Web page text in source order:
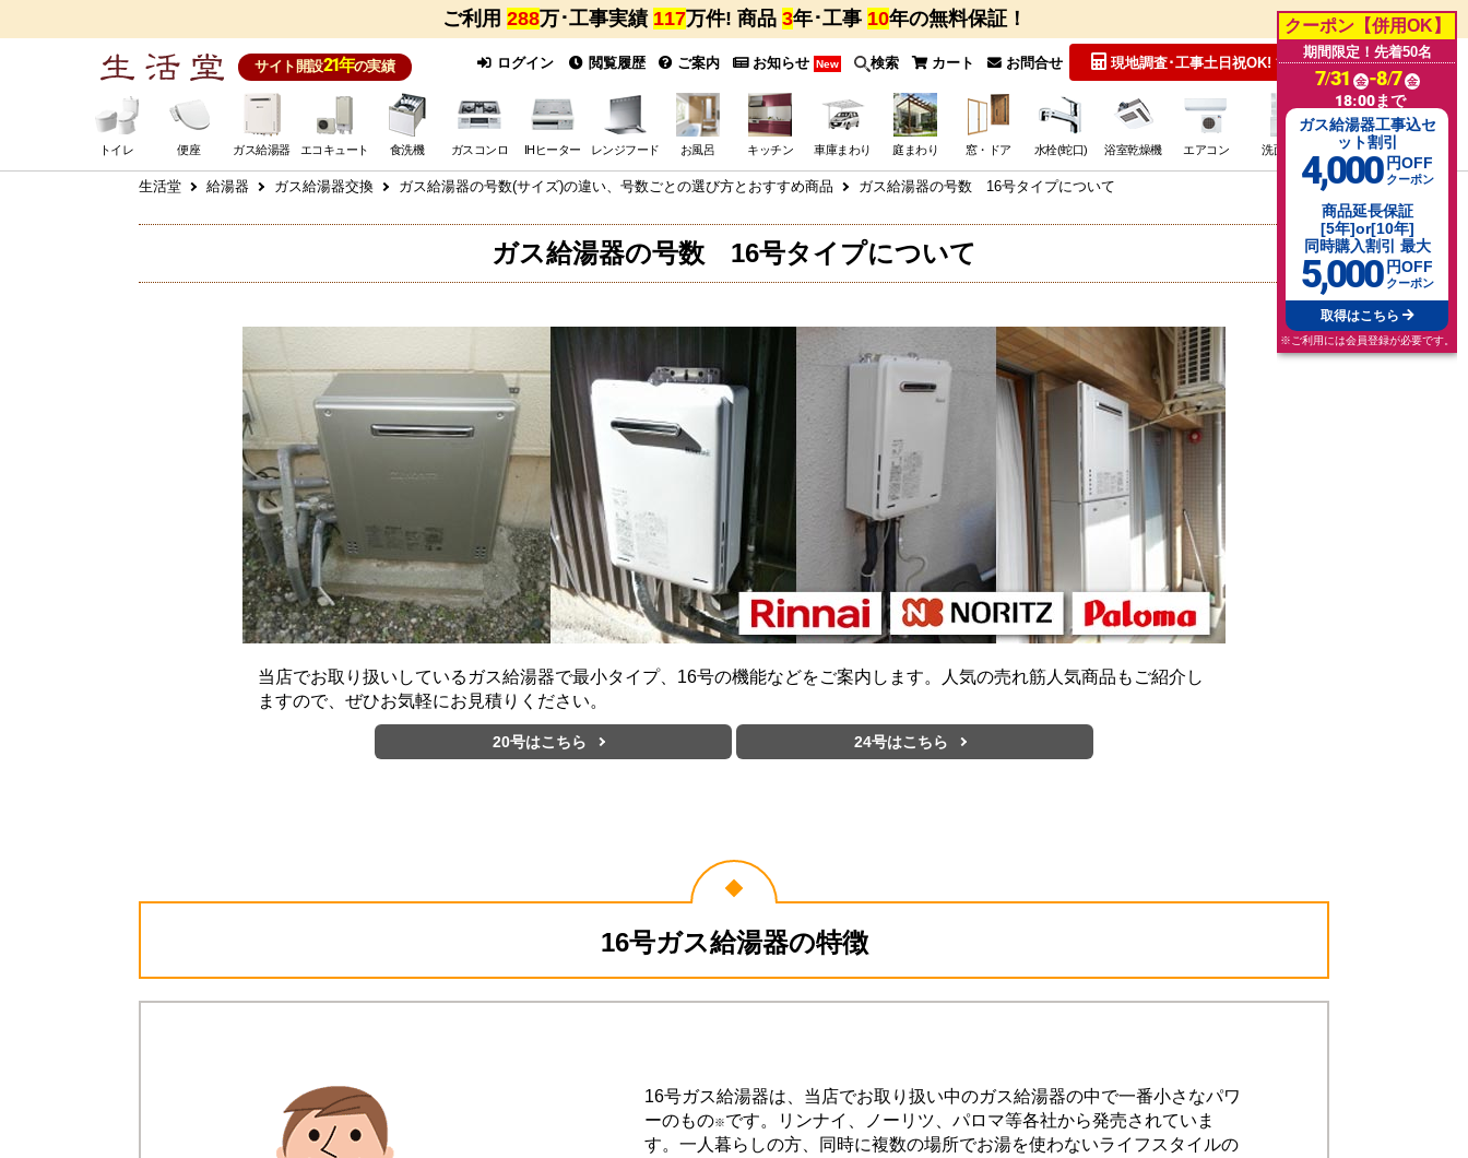
ご利用 288万･工事実績 117万件! 商品 3年･工事 10年の無料保証！
サイト開設21年の実績 ログイン 閲覧履歴 ご案内 お知らせ New 検索 カート お問合せ 現地調査･工事土日祝OK! 無料見積
トイレ 便座 ガス給湯器 エコキュート 食洗機 ガスコンロ IHヒーター レンジフード お風呂 キッチン 車庫まわり 庭まわり 窓・ドア 水栓(蛇口) 浴室乾燥機 エアコン 洗面台 その他･特価
生活堂 給湯器 ガス給湯器交換 ガス給湯器の号数(サイズ)の違い、号数ごとの選び方とおすすめ商品 ガス給湯器の号数 16号タイプについて
ガス給湯器の号数 16号タイプについて
当店でお取り扱いしているガス給湯器で最小タイプ、16号の機能などをご案内します。人気の売れ筋人気商品もご紹介し
ますので、ぜひお気軽にお見積りください。
20号はこちら 24号はこちら
16号ガス給湯器の特徴
16号ガス給湯器は、当店でお取り扱い中のガス給湯器の中で一番小さなパワ
ーのもの※です。リンナイ、ノーリツ、パロマ等各社から発売されていま
す。一人暮らしの方、同時に複数の場所でお湯を使わないライフスタイルの
クーポン【併用OK】
期間限定！先着50名
7/31 金 -8/7 金
18:00まで
ガス給湯器工事込セ
ット割引
4,000 円OFF
クーポン
商品延長保証
[5年]or[10年]
同時購入割引 最大
5,000 円OFF
クーポン
取得はこちら
※ご利用には会員登録が必要です。